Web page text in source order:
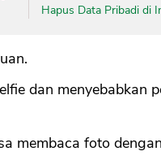
Hapus Data Pribadi di
dan menyebabkan
membaca foto